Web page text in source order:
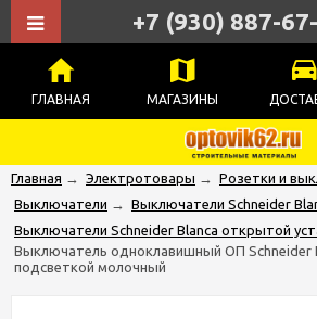
ГЛАВНАЯ МАГАЗИНЫ
+7 (930) 887-
Главная → Электротовары → Розетки и
Выключатели → Выключатели Schneider
Выключатели Schneider Blanca открытой
Выключатель одноклавишный ОП Schneider
подсветкой молочный